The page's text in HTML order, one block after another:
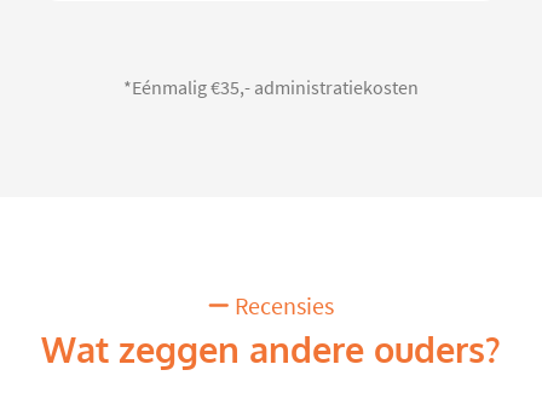
*Eénmalig €35,- administratiekosten
Recensies
Wat zeggen andere ouders?